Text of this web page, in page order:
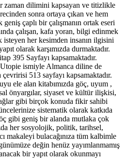
zaman dilimini kapsayan ve titizlikle
sonra ortaya çıkan ve hem
çaplı bir çalışmanın ortak eseri
çalışan, kafa yoran, bilgi edinmek
her kesimden insanın ilgisini
olarak karşımızda durmaktadır.
395 Sayfayı kapsamaktadır.
ismiyle Almanca diline de
513 sayfayı kapsamaktadır.
ele alan kitabımızda göç, uyum ,
önyargılar, siyaset ve kültür ilişkisi,
gibi birçok konuda fikir sahibi
sistematik olarak katkıda
gibi geniş bir alanda mutlaka çok
her sosyolojik, politik, tarihsel,
makaleyi bulacağınıza tüm kalbimle
değin henüz yayımlanmamış
bir yapıt olarak okunmayı